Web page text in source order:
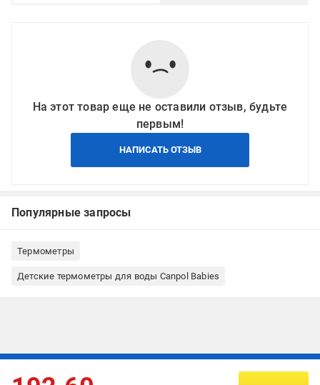
На этот товар еще не оставили отзыв, будьте
первым!
НАПИСАТЬ ОТЗЫВ
Популярные запросы
Термометры
Детские термометры для воды Canpol Babies
Подписывайтесь, чтобы узнавать первым об акцияx и